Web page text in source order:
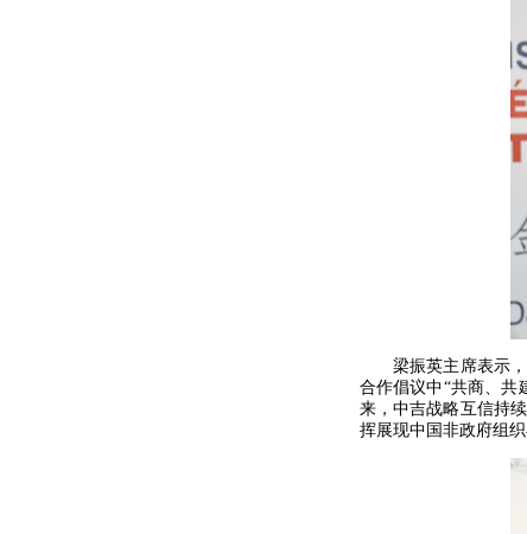
梁振英主席表示
合作倡议中“共商、共
来，中吉战略互信持
挥展现中国非政府组